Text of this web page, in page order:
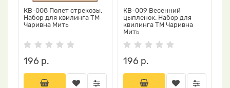
КВ-008 Полет стрекозы.
Набор для квилинга ТМ
Чаривна Мить
196 р.
КВ-009 Весенний
цыпленок. Набор для
квилинга ТМ Чаривна
Мить
196 р.